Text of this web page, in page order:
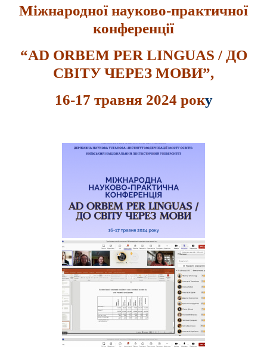
Міжнародної науково-практичної
конференції
“AD ORBEM PER LINGUAS / ДО
СВІТУ ЧЕРЕЗ МОВИ”,
16-17 травня 2024 року